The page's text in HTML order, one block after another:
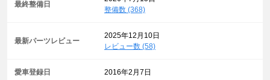
最終整備日
整備数 (368)
最新パーツレビュー
2025年12月10日
レビュー数 (58)
愛車登録日 2016年2月7日